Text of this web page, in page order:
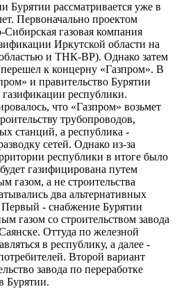
Бурятии рассматривается уже в
Первоначально проектом
Сибирская газовая компания
Иркутской области на
и ТНК-ВР). Однако затем
к концерну «Газпром». В
и правительство Бурятии
республики.
что «Газпром» возьмет
трубопроводов,
станций, а республика -
сетей. Однако из-за
республики в итоге было
газифицирована путем
газом, а не строительства
два альтернативных
Первый - снабжение Бурятии
газом со строительством завода
Оттуда по железной
в республику, а далее -
Второй вариант
завода по переработке
Бурятии.